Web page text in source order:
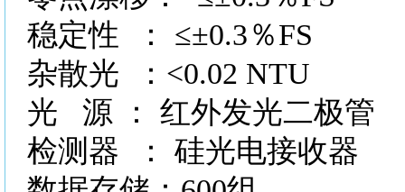
稳定性 ： ≤±0.3％FS
杂散光 ：<0.02 NTU
光 源 ： 红外发光二极管
检测器 ： 硅光电接收器